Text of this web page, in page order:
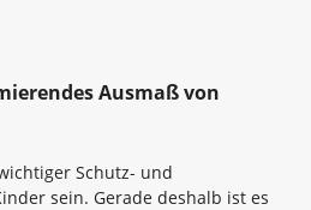
Ausmaß von
Schutz- und
sein. Gerade deshalb ist es